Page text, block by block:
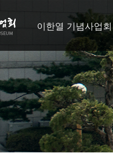
이한열 기념사업회